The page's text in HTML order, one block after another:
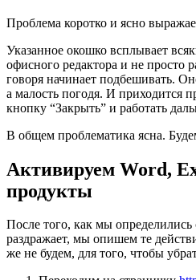
Проблема коротко и ясно
Указанное окошко всплывает
офисного редактора и не просто
говоря начинает подбешивать.
а малость погодя. И приходится
кнопку “Закрыть” и работать
В общем проблематика ясна.
Активируем Word,
продукты
После того, как мы определились
раздражает, мы опишем те
же не будем, для того, чтобы